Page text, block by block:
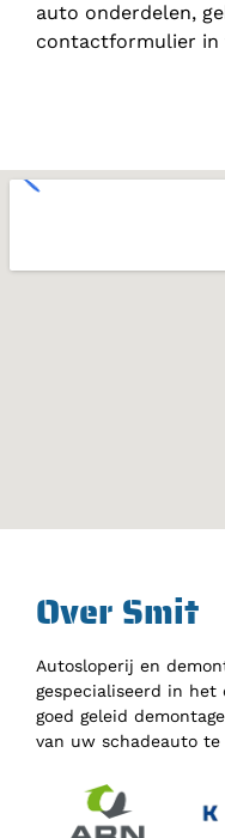
auto onderdelen,
contactformulier in
Over Smit
Autosloperij en
gespecialiseerd in het
goed geleid
van uw schadeauto te